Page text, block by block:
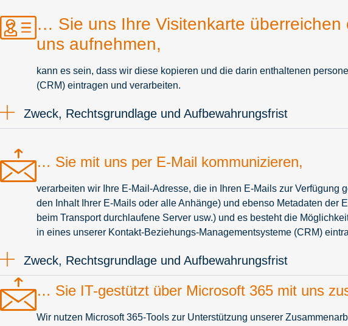
… Sie uns Ihre Visitenkarte
uns aufnehmen,
kann es sein, dass wir diese kopieren und die darin enthaltenen
(CRM) eintragen und verarbeiten.
Zweck, Rechtsgrundlage und Aufbewahrungsfrist
… Sie mit uns per E-Mail kommunizieren,
verarbeiten wir Ihre E-Mail-Adresse, die in Ihren E-Mails zur Verfügung
den Inhalt Ihrer E-Mails oder alle Anhänge) und ebenso Metadaten der
beim Transport durchlaufene Server usw.) und es besteht die
in eines unserer Kontakt-Beziehungs-Managementsysteme (CRM)
Zweck, Rechtsgrundlage und Aufbewahrungsfrist
… Sie IT-gestützt über Microsoft 365 mit uns
Wir nutzen Microsoft 365-Tools zur Unterstützung unserer